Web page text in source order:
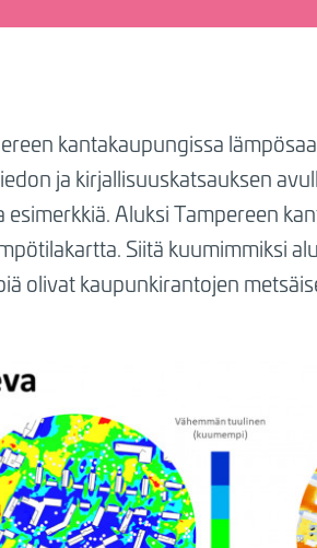
kantakaupungissa
ja kirjallisuuskatsauksen
esimerkkiä. Aluksi Tampereen
Siitä kuumimmiksi
olivat kaupunkirantojen